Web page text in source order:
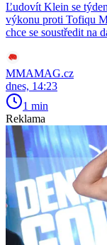
Ľudovít Klein se
výkonu proti Tofiqu
chce se soustředit na
MMAMAG.cz
dnes, 14:23
1 min
Reklama